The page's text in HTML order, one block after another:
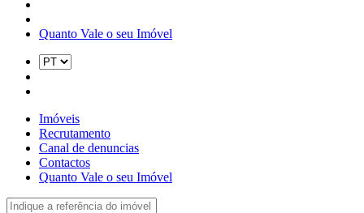
Quanto Vale o seu Imóvel
Imóveis
Recrutamento
Canal de denuncias
Contactos
Quanto Vale o seu Imóvel